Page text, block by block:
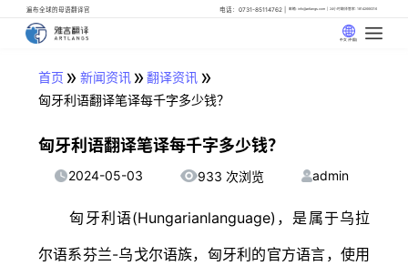
遍布全球的母语翻译官 电话：0731-85114762 邮箱: info@artlangs.com 24小时翻译管家: 18142666316
中文 (中国)
首页 » 新闻资讯» 翻译资讯 »
匈牙利语翻译笔译每千字多少钱？
匈牙利语翻译笔译每千字多少钱？
2024-05-03 933 次浏览 admin
匈牙利语(Hungarianlanguage)，是属于乌拉
尔语系芬兰-乌戈尔语族，匈牙利的官方语言，使用